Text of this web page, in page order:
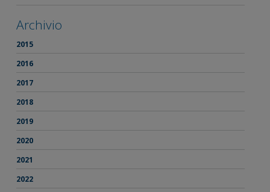
Archivio
2015
2016
2017
2018
2019
2020
2021
2022